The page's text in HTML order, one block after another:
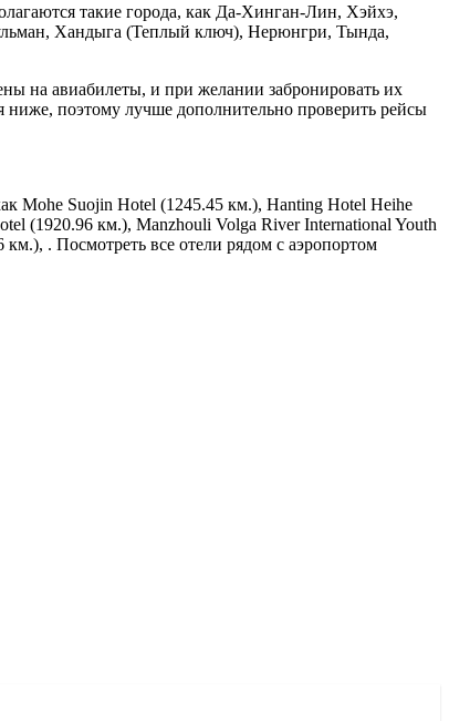
такие города, как Да-Хинган-Лин, Хэйхэ,
Хандыга (Теплый ключ), Нерюнгри, Тында,
на авиабилеты, и при желании забронировать их
ниже, поэтому лучше дополнительно проверить рейсы
Mohe Suojin Hotel (1245.45 км.), Hanting Hotel Heihe
(1920.96 км.), Manzhouli Volga River International Youth
. Посмотреть все отели рядом с аэропортом